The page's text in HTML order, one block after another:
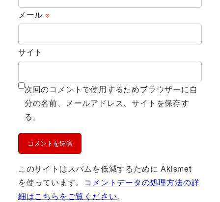
メール ※
サイト
次回のコメントで使用するためブラウザーに自
分の名前、メールアドレス、サイトを保存す
る。
このサイトはスパムを低減するために Akismet
を使っています。 コメントデータの処理方法の詳
細はこちらをご覧ください。